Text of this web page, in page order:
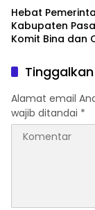
Hebat
Kabupaten
Komit Bina dan
Alamat email
wajib ditandai *